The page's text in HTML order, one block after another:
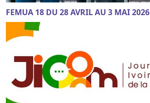
FEMUA 18 DU 28 AVRIL AU 3 MAI 2026